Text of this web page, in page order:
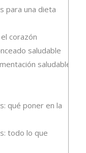
para una dieta
corazón
saludable
saludable
qué poner en la
todo lo que